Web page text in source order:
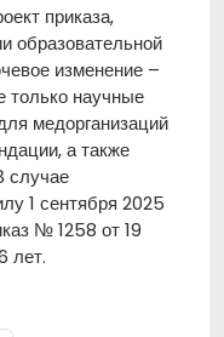
приказа,
образовательной
изменение –
только научные
медорганизаций
а также
случае
1 сентября 2025
№ 1258 от 19
лет.